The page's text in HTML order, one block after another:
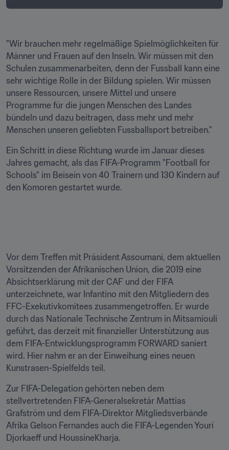
"Wir brauchen mehr regelmäßige Spielmöglichkeiten für
Männer und Frauen auf den Inseln. Wir müssen mit den
Schulen zusammenarbeiten, denn der Fussball kann eine
sehr wichtige Rolle in der Bildung spielen. Wir müssen
unsere Ressourcen, unsere Mittel und unsere
Programme für die jungen Menschen des Landes
bündeln und dazu beitragen, dass mehr und mehr
Menschen unseren geliebten Fussballsport betreiben."
Ein Schritt in diese Richtung wurde im Januar dieses
Jahres gemacht, als das FIFA-Programm "Football for
Schools" im Beisein von 40 Trainern und 130 Kindern auf
den Komoren gestartet wurde.
Vor dem Treffen mit Präsident Assoumani, dem aktuellen
Vorsitzenden der Afrikanischen Union, die 2019 eine
Absichtserklärung mit der CAF und der FIFA
unterzeichnete, war Infantino mit den Mitgliedern des
FFC-Exekutivkomitees zusammengetroffen. Er wurde
durch das Nationale Technische Zentrum in Mitsamiouli
geführt, das derzeit mit finanzieller Unterstützung aus
dem FIFA-Entwicklungsprogramm FORWARD saniert
wird. Hier nahm er an der Einweihung eines neuen
Kunstrasen-Spielfelds teil.
Zur FIFA-Delegation gehörten neben dem
stellvertretenden FIFA-Generalsekretär Mattias
Grafström und dem FIFA-Direktor Mitgliedsverbände
Afrika Gelson Fernandes auch die FIFA-Legenden Youri
Djorkaeff und HoussineKharja.